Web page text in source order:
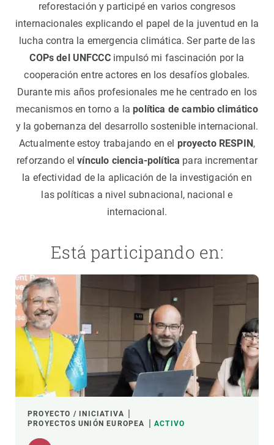
reforestación y participé en varios congresos
internacionales explicando el papel de la juventud en la
lucha contra la emergencia climática. Ser parte de las
COPs del UNFCCCimpulsó mi fascinación por la
cooperación entre actores en los desafíos globales.
Durante mis años profesionales me he centrado en los
mecanismos en torno a lapolítica de cambio climático
y la gobernanza del desarrollo sostenible internacional.
Actualmente estoy trabajando en el proyecto RESPIN,
reforzando elvínculo ciencia-política para incrementar
la efectividad de la aplicación de la investigación en
las políticas a nivel subnacional, nacional e
internacional.
Está participando en:
PROYECTO / INICIATIVA
PROYECTOS UNIÓN EUROPEA
ACTIVO